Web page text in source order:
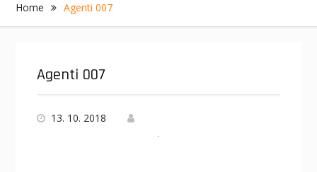
Home Agenti 007
Agenti 007
13. 10. 2018